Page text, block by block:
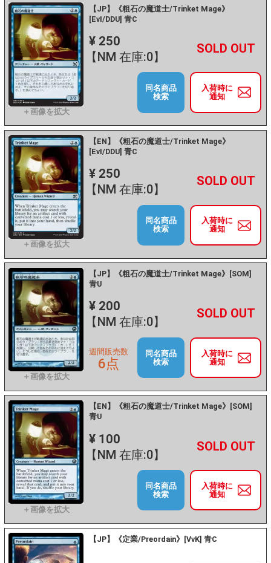
【JP】《粗石の魔道士/Trinket Mage》
[EvI/DDU] 青C
¥ 250
【NM 在庫:0】
－ +
入荷時に
通知
同名商品
検索
【EN】《粗石の魔道士/Trinket Mage》
[EvI/DDU] 青C
¥ 250
【NM 在庫:0】
－ +
入荷時に
通知
同名商品
検索
【JP】《粗石の魔道士/Trinket Mage》[SOM]
青U
¥ 200
【NM 在庫:0】
－ +
入荷時に
通知
週間販売数
6点
同名商品
検索
【EN】《粗石の魔道士/Trinket Mage》[SOM]
青U
¥ 100
【NM 在庫:0】
－ +
入荷時に
通知
同名商品
検索
【JP】《定業/Preordain》[VvK] 青C